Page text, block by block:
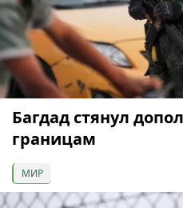
Багдад стянул
границам
МИР